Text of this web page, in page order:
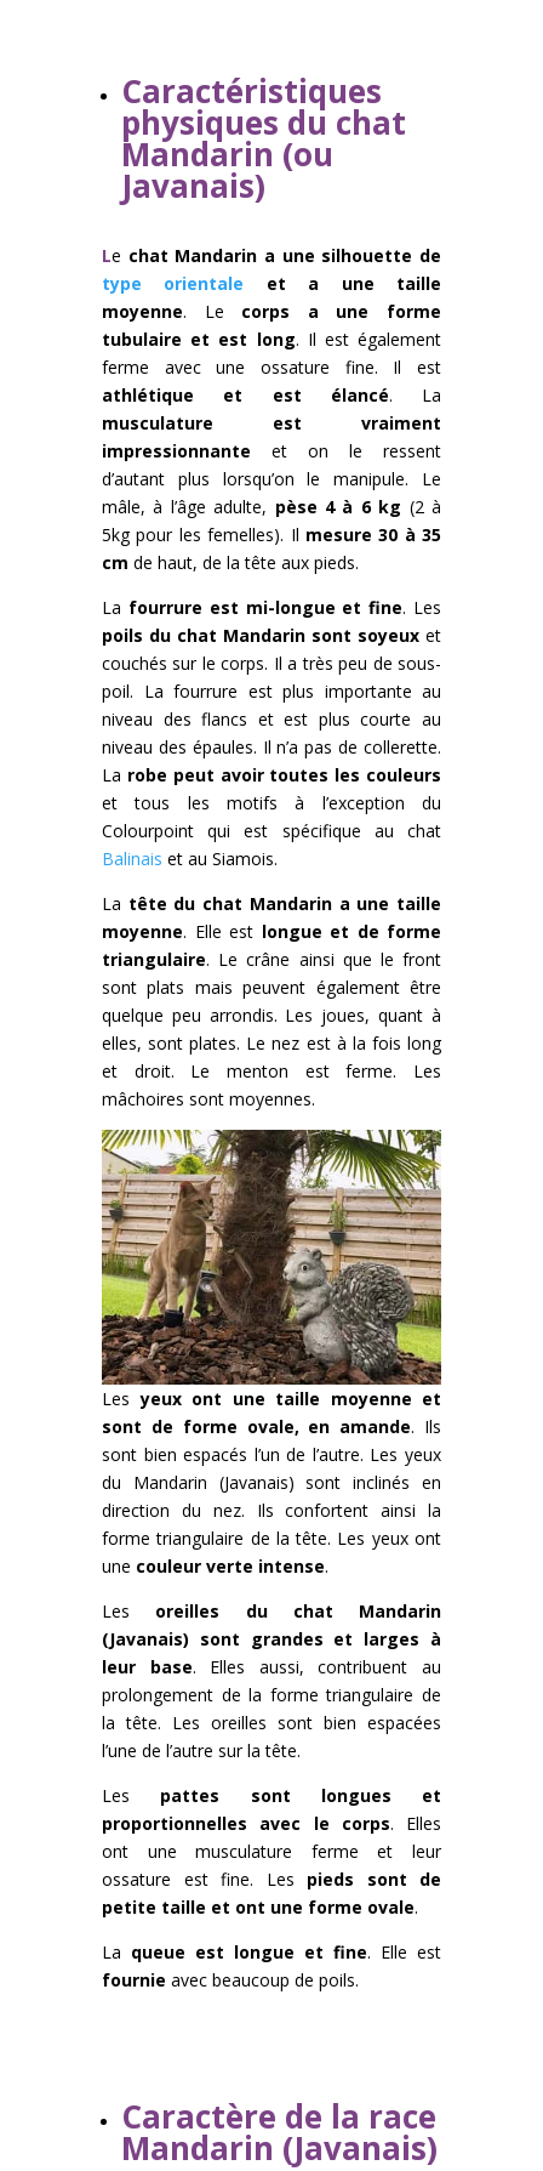
Caractéristiques
physiques du chat
Mandarin (ou
Javanais)
Le chat Mandarin a une silhouette de
type orientale et a une taille
moyenne. Le corps a une forme
tubulaire et est long. Il est également
ferme avec une ossature fine. Il est
athlétique et est élancé. La
musculature est vraiment
impressionnante et on le ressent
d’autant plus lorsqu’on le manipule. Le
mâle, à l’âge adulte, pèse 4 à 6 kg (2 à
5kg pour les femelles). Il mesure 30 à 35
cm de haut, de la tête aux pieds.
La fourrure est mi-longue et fine. Les
poils du chat Mandarin sont soyeux et
couchés sur le corps. Il a très peu de sous-
poil. La fourrure est plus importante au
niveau des flancs et est plus courte au
niveau des épaules. Il n’a pas de collerette.
La robe peut avoir toutes les couleurs
et tous les motifs à l’exception du
Colourpoint qui est spécifique au chat
Balinais et au Siamois.
La tête du chat Mandarin a une taille
moyenne. Elle est longue et de forme
triangulaire. Le crâne ainsi que le front
sont plats mais peuvent également être
quelque peu arrondis. Les joues, quant à
elles, sont plates. Le nez est à la fois long
et droit. Le menton est ferme. Les
mâchoires sont moyennes.
Lesyeux ont une taille moyenne et
sont de forme ovale, en amande. Ils
sont bien espacés l’un de l’autre. Les yeux
du Mandarin (Javanais) sont inclinés en
direction du nez. Ils confortent ainsi la
forme triangulaire de la tête. Les yeux ont
une couleur verte intense.
Les oreilles du chat Mandarin
(Javanais) sont grandes et larges à
leur base. Elles aussi, contribuent au
prolongement de la forme triangulaire de
la tête. Les oreilles sont bien espacées
l’une de l’autre sur la tête.
Les pattes sont longues et
proportionnelles avec le corps. Elles
ont une musculature ferme et leur
ossature est fine. Les pieds sont de
petite taille et ont une forme ovale.
La queue est longue et fine. Elle est
fournie avec beaucoup de poils.
Caractère de la race
Mandarin (Javanais)